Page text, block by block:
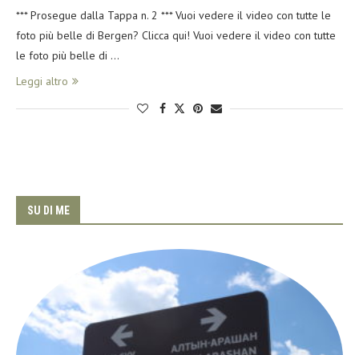
*** Prosegue dalla Tappa n. 2 *** Vuoi vedere il video con tutte le
foto più belle di Bergen? Clicca qui! Vuoi vedere il video con tutte
le foto più belle di …
Leggi altro
SU DI ME